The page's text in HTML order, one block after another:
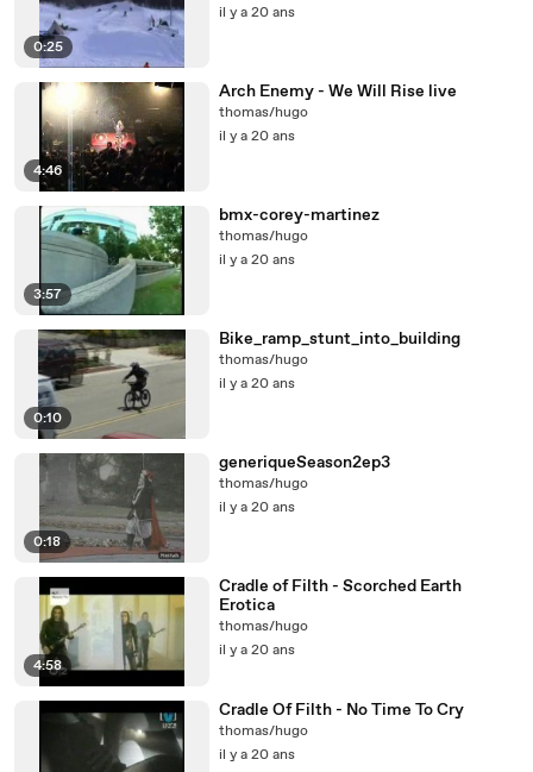
0:25
il y a 20 ans
4:46
Arch Enemy - We Will Rise live
thomas/hugo
il y a 20 ans
3:57
bmx-corey-martinez
thomas/hugo
il y a 20 ans
0:10
Bike_ramp_stunt_into_building
thomas/hugo
il y a 20 ans
0:18
generiqueSeason2ep3
thomas/hugo
il y a 20 ans
4:58
Cradle of Filth - Scorched Earth
Erotica
thomas/hugo
il y a 20 ans
Cradle Of Filth - No Time To Cry
thomas/hugo
il y a 20 ans